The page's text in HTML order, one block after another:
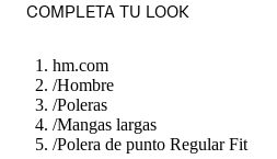
COMPLETA TU LOOK
hm.com
/Hombre
/Poleras
/Mangas largas
/Polera de punto Regular Fit